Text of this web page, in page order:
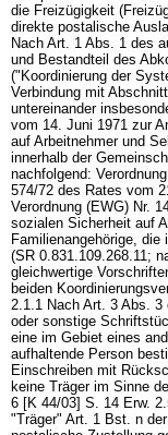
die Freizügigkeit
direkte postalische
Nach Art. 1 Abs. 1 des
und Bestandteil des
("Koordinierung der
Verbindung mit
untereinander
vom 14. Juni 1971 zur
auf Arbeitnehmer und
innerhalb der
nachfolgend:
574/72 des Rates vom
Verordnung (EWG) Nr.
sozialen Sicherheit auf
Familienangehörige,
(SR 0.831.109.268.11;
gleichwertige
beiden
2.1.1 Nach Art. 3 Abs. 3
oder sonstige
eine im Gebiet eines
aufhaltende Person
Einschreiben mit
keine Träger im Sinne
6 [K 44/03] S. 14 Erw.
"Träger" Art. 1 Bst. n